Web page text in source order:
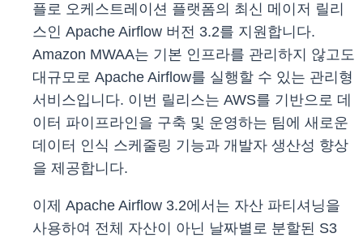
플로 오케스트레이션 플랫폼의 최신 메이저 릴리
스인 Apache Airflow 버전 3.2를 지원합니다.
Amazon MWAA는 기본 인프라를 관리하지 않고도
대규모로 Apache Airflow를 실행할 수 있는 관리형
서비스입니다. 이번 릴리스는 AWS를 기반으로 데
이터 파이프라인을 구축 및 운영하는 팀에 새로운
데이터 인식 스케줄링 기능과 개발자 생산성 향상
을 제공합니다.
이제 Apache Airflow 3.2에서는 자산 파티셔닝을
사용하여 전체 자산이 아닌 날짜별로 분할된 S3